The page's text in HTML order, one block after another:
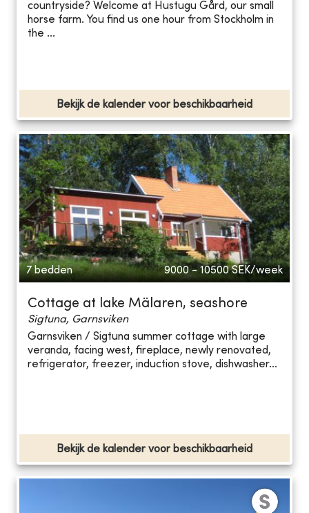
countryside? Welcome at Hustugu Gård, our small
horse farm. You find us one hour from Stockholm in
the ...
Bekijk de kalender voor beschikbaarheid
7 bedden 9000 - 10500 SEK/week
Cottage at lake Mälaren, seashore
Sigtuna, Garnsviken
Garnsviken / Sigtuna summer cottage with large
veranda, facing west, fireplace, newly renovated,
refrigerator, freezer, induction stove, dishwasher...
Bekijk de kalender voor beschikbaarheid